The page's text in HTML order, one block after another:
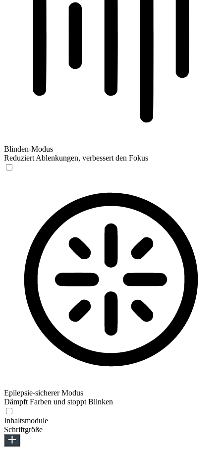
Blinden-Modus
Reduziert Ablenkungen, verbessert den Fokus
Epilepsie-sicherer Modus
Dämpft Farben und stoppt Blinken
Inhaltsmodule
Schriftgröße